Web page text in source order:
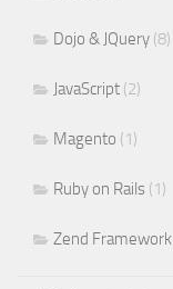
Dojo & JQuery (8)
JavaScript (2)
Magento (1)
Ruby on Rails (1)
Zend Framework